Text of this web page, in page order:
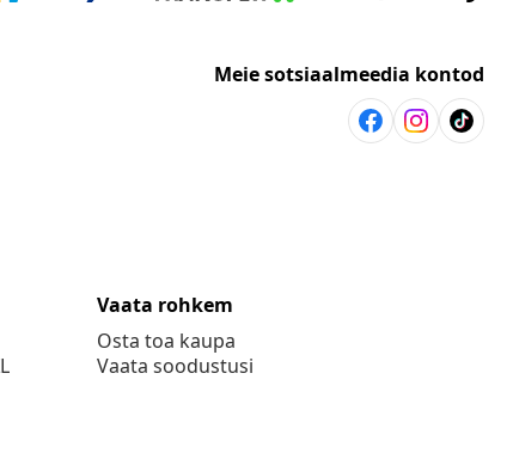
Meie sotsiaalmeedia kontod
Vaata rohkem
Osta toa kaupa
Vaata soodustusi